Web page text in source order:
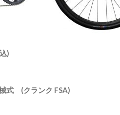
)
式 (クランク FSA)